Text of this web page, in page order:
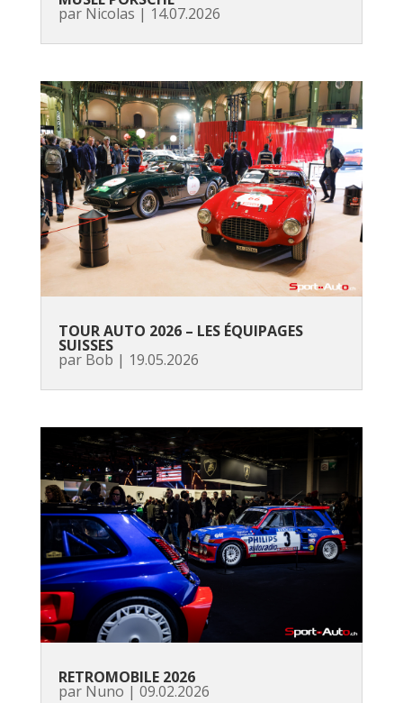
par Nicolas | 14.07.2026
TOUR AUTO 2026 – LES ÉQUIPAGES
SUISSES
par Bob | 19.05.2026
RETROMOBILE 2026
par Nuno | 09.02.2026